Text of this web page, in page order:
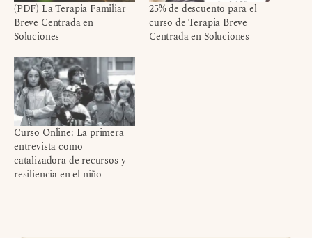
(PDF) La Terapia Familiar
Breve Centrada en
Soluciones
25% de descuento para el
curso de Terapia Breve
Centrada en Soluciones
Curso Online: La primera
entrevista como
catalizadora de recursos y
resiliencia en el niño